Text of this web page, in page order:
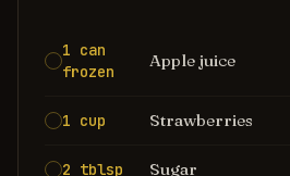
1 can
frozen
Apple juice
1 cup Strawberries
2 tblsp Sugar